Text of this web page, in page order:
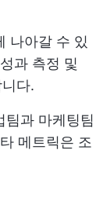
나아갈 수 있
과 측정 및
다.
팀과 마케팅팀
메트릭은 조